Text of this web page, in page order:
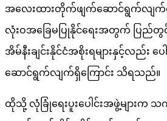
အလေးထားတိုက်ဖျက်ဆောင်ရွက်လျက်ရှိပ
လုံးဝအခြေမပြုနိုင်ရေးအတွက် ပြည်တွင်
အိမ်နီးချင်းနိုင်ငံအစိုးရများနှင့်လည်း ပ
ဆောင်ရွက်လျက်ရှိကြောင်း သိရသည်။
ထိုသို့ လုံခြုံရေးပူးပေါင်းအဖွဲ့များက သ